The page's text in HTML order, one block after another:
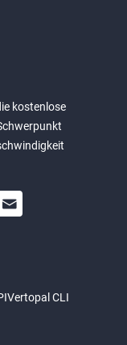
kostenlose
Vertopal CLI